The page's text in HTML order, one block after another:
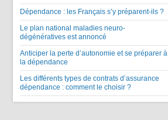
Dépendance : les Français s’y préparent-ils ?
Le plan national maladies neuro-
dégénératives est annoncé
Anticiper la perte d’autonomie et se préparer à
la dépendance
Les différents types de contrats d’assurance
dépendance : comment le choisir ?